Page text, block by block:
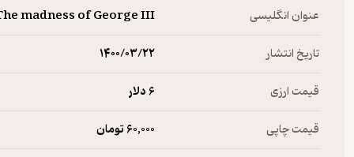
عنوان انگلیسی madness of George III
تاریخ انتشار ۱۴۰۰/۰۳/۲۲
قیمت ارزی 6 دلار
قیمت چاپی 60,000 تومان